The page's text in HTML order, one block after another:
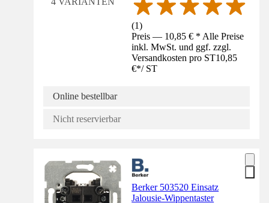
(1)
Preis — 10,85 € * Alle Preise
inkl. MwSt. und ggf. zzgl.
Versandkosten pro ST10,85
€*/ ST
Online bestellbar
Nicht reservierbar
Berker 503520 Einsatz
Jalousie-Wippentaster